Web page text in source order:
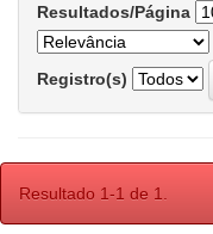
Resultados/Página
Registro(s)
Resultado 1-1 de 1.